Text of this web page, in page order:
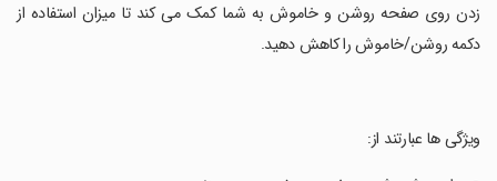
زدن روی صفحه روشن و خاموش به شما کمک می کند تا میزان استفاده از
دکمه روشن/خاموش را کاهش دهید.
‏ویژگی ها عبارتند از: